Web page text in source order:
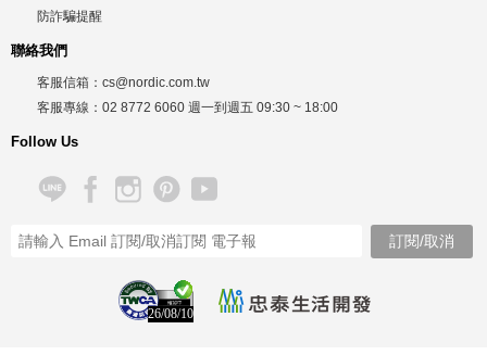
防詐騙提醒
聯絡我們
客服信箱： cs@nordic.com.tw
客服專線： 02 8772 6060 週一到週五 09:30 ~ 18:00
Follow Us
26/08/10